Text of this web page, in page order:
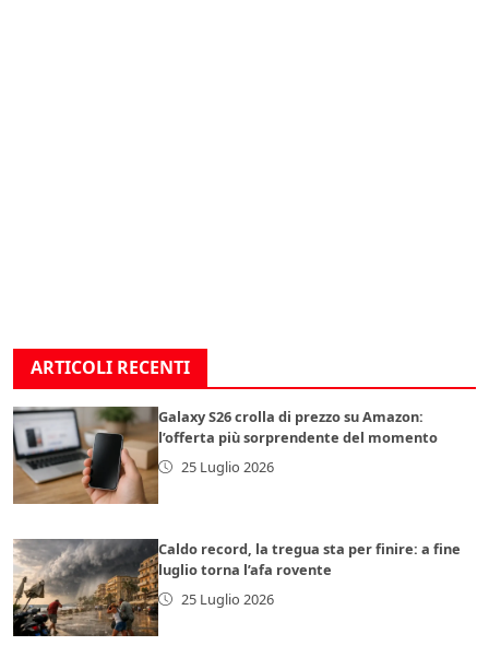
ARTICOLI RECENTI
Galaxy S26 crolla di prezzo su Amazon:
l’offerta più sorprendente del momento
25 Luglio 2026
Caldo record, la tregua sta per finire: a fine
luglio torna l’afa rovente
25 Luglio 2026